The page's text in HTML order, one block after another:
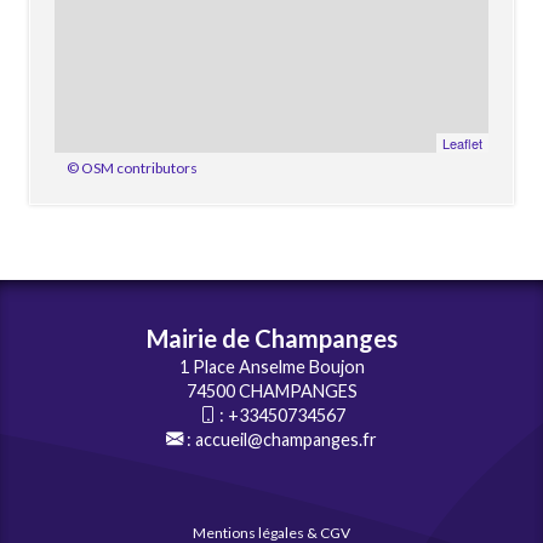
Leaflet
© OSM contributors
Mairie de Champanges
1 Place Anselme Boujon
74500 CHAMPANGES
: +33450734567
: accueil@champanges.fr
Mentions légales & CGV